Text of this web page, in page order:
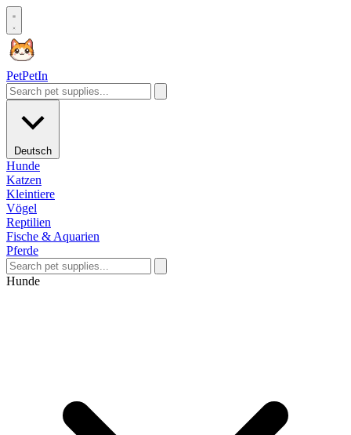
PetPetIn
Deutsch
Hunde
Katzen
Kleintiere
Vögel
Reptilien
Fische & Aquarien
Pferde
Hunde